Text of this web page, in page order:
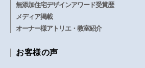
無添加住宅デザインアワード受賞歴
メディア掲載
オーナー様アトリエ・教室紹介
お客様の声